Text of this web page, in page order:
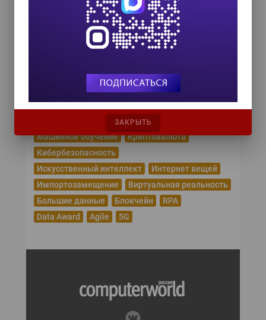
HR TECH + ИИ ТРАНСФОРМАЦИЯ 2026
8 октября 2026
Эпидемия коронавируса
Цифровая трансформация
Удаленная работа
Робототехника
Облачные сервисы
Машинное обучение
Криптовалюта
Кибербезопасность
Искусственный интеллект
Интернет вещей
Импортозамещение
Виртуальная реальность
Большие данные
Блокчейн
RPA
Data Award
Agile 5G
ЗАКРЫТЬ